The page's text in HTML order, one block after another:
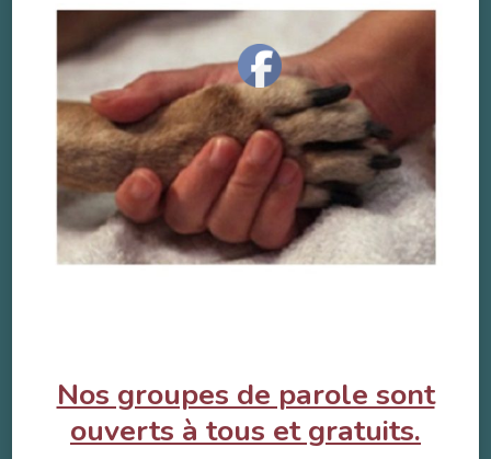
L’EUTHANASIE
DE
VOTRE
ANIMAL
DU
8
FÉVRIER
2018
Nos groupes de parole sont
ouverts à tous et gratuits.